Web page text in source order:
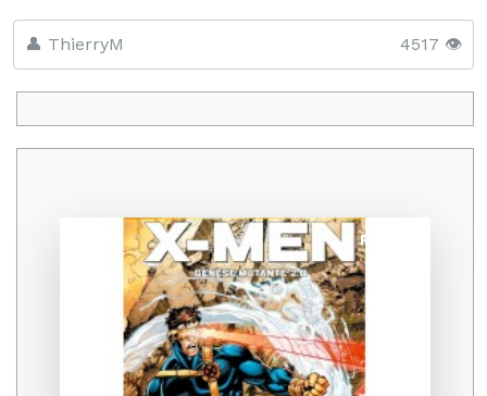
👤 ThierryM 4517 👁️
Promo